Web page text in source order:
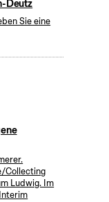
Deutz
Sie eine
Collecting
Ludwig. Im